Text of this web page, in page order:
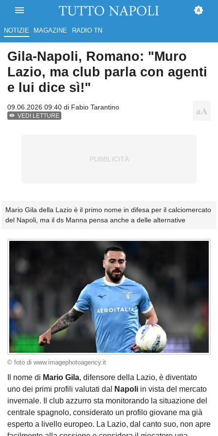
NOTIZIE MAGAZINE RADIO TN
Gila-Napoli, Romano: "Muro
Lazio, ma club parla con agenti
e lui dice sì!"
09.06.2026 09:40 di Fabio Tarantino
VEDI LETTURE
Mario Gila della Lazio è il primo nome in difesa per il calciomercato
del Napoli, ma il ds Manna pensa anche a delle alternative
© foto di www.imagephotoagency.it
Il nome di Mario Gila, difensore della Lazio, è diventato
uno dei primi profili valutati dal
Napoli in vista del mercato
invernale. Il club azzurro sta monitorando la situazione del
centrale spagnolo, considerato un profilo giovane ma già
esperto a livello europeo. La Lazio, dal canto suo, non apre